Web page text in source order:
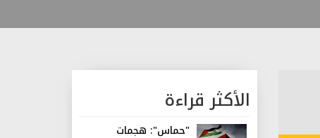
الأكثر قراءة
"حماس": هجمات